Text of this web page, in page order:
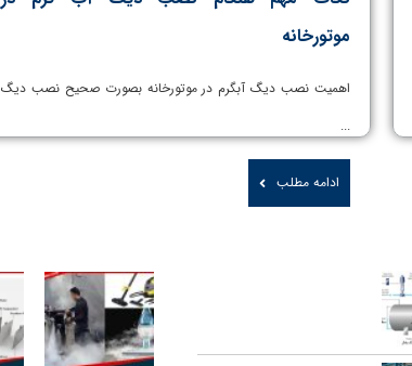
موتورخانه
اهمیت نصب دیگ آبگرم در موتورخانه بصورت صحیح نصب دیگ
...
ادامه مطلب